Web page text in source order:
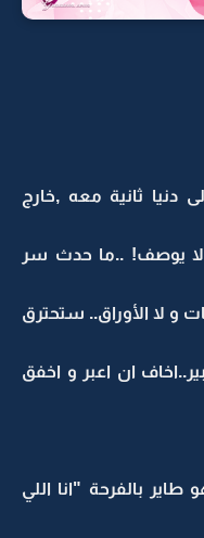
ثانية معه ,خارج
لا يوصف! ..ما حدث سر
و لا الأوراق.. ستحترق
ان اعبر و اخفق
بالفرحة "انا اللي